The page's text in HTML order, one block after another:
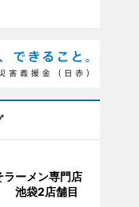
ラーメン専門店
池袋2店舗目